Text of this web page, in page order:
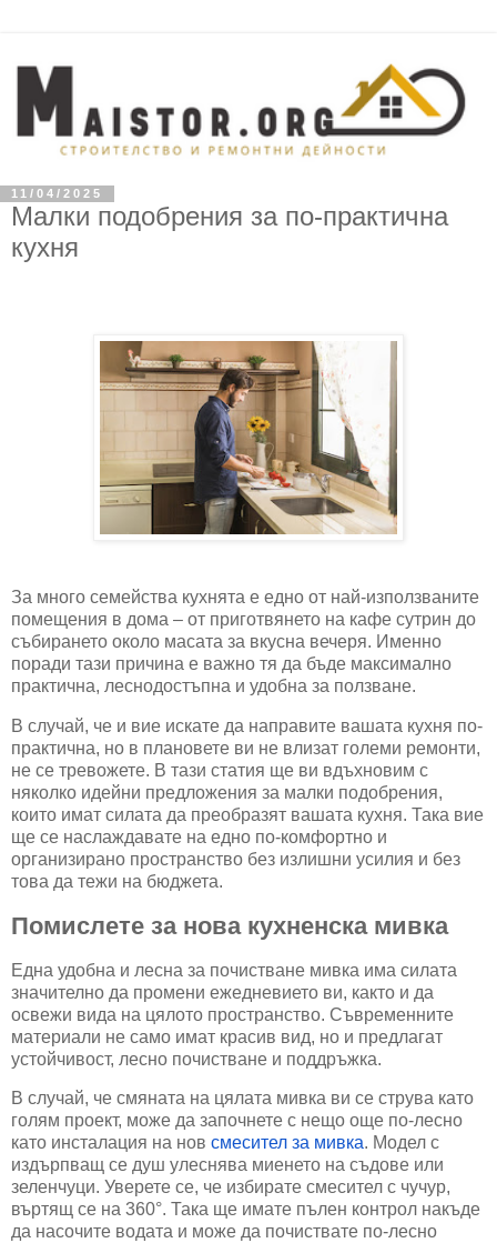
11/04/2025
Малки подобрения за по-практична
кухня
За много семейства кухнята е едно от най-използваните
помещения в дома – от приготвянето на кафе сутрин до
събирането около масата за вкусна вечеря. Именно
поради тази причина е важно тя да бъде максимално
практична, леснодостъпна и удобна за ползване.
В случай, че и вие искате да направите вашата кухня по-
практична, но в плановете ви не влизат големи ремонти,
не се тревожете. В тази статия ще ви вдъхновим с
няколко идейни предложения за малки подобрения,
които имат силата да преобразят вашата кухня. Така вие
ще се наслаждавате на едно по-комфортно и
организирано пространство без излишни усилия и без
това да тежи на бюджета.
Помислете за нова кухненска мивка
Една удобна и лесна за почистване мивка има силата
значително да промени ежедневието ви, както и да
освежи вида на цялото пространство. Съвременните
материали не само имат красив вид, но и предлагат
устойчивост, лесно почистване и поддръжка.
В случай, че смяната на цялата мивка ви се струва като
голям проект, може да започнете с нещо още по-лесно
като инсталация на нов смесител за мивка. Модел с
издърпващ се душ улеснява миенето на съдове или
зеленчуци. Уверете се, че избирате смесител с чучур,
въртящ се на 360°. Така ще имате пълен контрол накъде
да насочите водата и може да почиствате по-лесно